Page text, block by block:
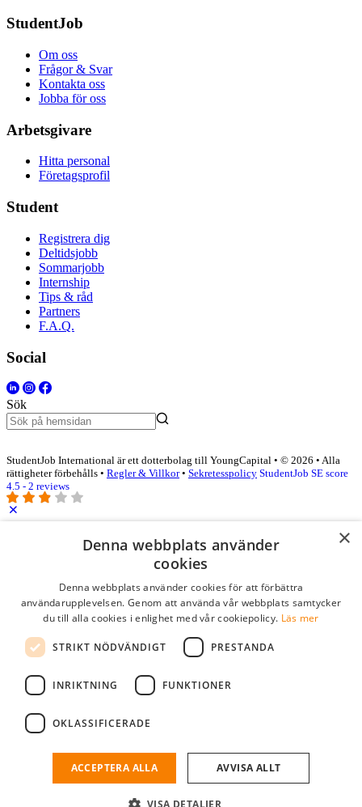
StudentJob
Om oss
Frågor & Svar
Kontakta oss
Jobba för oss
Arbetsgivare
Hitta personal
Företagsprofil
Student
Registrera dig
Deltidsjobb
Sommarjobb
Internship
Tips & råd
Partners
F.A.Q.
Social
Sök
StudentJob International är ett dotterbolag till YoungCapital • © 2026 • Alla
rättigheter förbehålls • Regler & Villkor• Sekretesspolicy StudentJob SE score
4.5 - 2 reviews
Logga in som företag
Lösenord
kom ihåg mig
logga in
Kostnadsfri företagsprofil
och söka efter passande kandidater till ditt företag.
×
Denna webbplats använder
cookies
Denna webbplats använder cookies för att förbättra
användarupplevelsen. Genom att använda vår webbplats samtycker
du till alla cookies i enlighet med vår cookiepolicy. Läs mer
STRIKT NÖDVÄNDIGT PRESTANDA
INRIKTNING FUNKTIONER
OKLASSIFICERADE
ACCEPTERA ALLA AVVISA ALLT
VISA DETALJER